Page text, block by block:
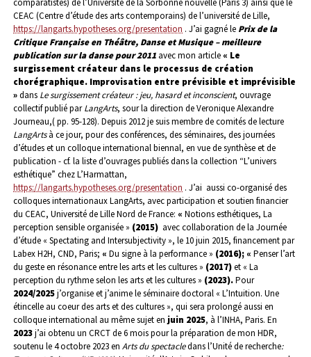
comparatistes) de l’Université de la Sorbonne nouvelle (Paris 3) ainsi que le
CEAC (Centre d’étude des arts contemporains) de l’université de Lille,
https://langarts.hypotheses.org/presentation . J’ai gagné le Prix de la
Critique Française en Théâtre, Danse et Musique – meilleure
publication sur la danse pour 2011 avec mon article « Le
surgissement créateur dans le processus de création
chorégraphique. Improvisation entre prévisible et imprévisible
»dans Le surgissement créateur : jeu, hasard et inconscient, ouvrage
collectif publié parLangArts, sour la direction de Veronique Alexandre
Journeau,( pp. 95-128). Depuis 2012 je suis membre de comités de lecture
LangArtsà ce jour, pour des conférences, des séminaires, des journées
d’études et un colloque international biennal, en vue de synthèse et de
publication - cf. la liste d’ouvrages publiés dans la collection “L’univers
esthétique” chez L’Harmattan,
https://langarts.hypotheses.org/presentation . J’ai aussi co-organisé des
colloques internationaux LangArts, avec participation et soutien financier
du CEAC, Université de Lille Nord de France: « Notions esthétiques, La
perception sensible organisée » (2015) avec collaboration de la Journée
d’étude « Spectating and Intersubjectivity », le 10 juin 2015, financement par
Labex H2H, CND, Paris; « Du signe à la performance » (2016); « Penser l’art
du geste en résonance entre les arts et les cultures » (2017)et « La
perception du rythme selon les arts et les cultures » (2023).Pour
2024/2025j’organise et j’anime le séminaire doctoral « L’Intuition. Une
étincelle au coeur des arts et des cultures », qui sera prolongé aussi en
colloque international au même sujet en juin 2025, à l’INHA, Paris. En
2023j’ai obtenu un CRCT de 6 mois pour la préparation de mon HDR,
soutenu le 4 octobre 2023 en Arts du spectacledans l’Unité de recherche: